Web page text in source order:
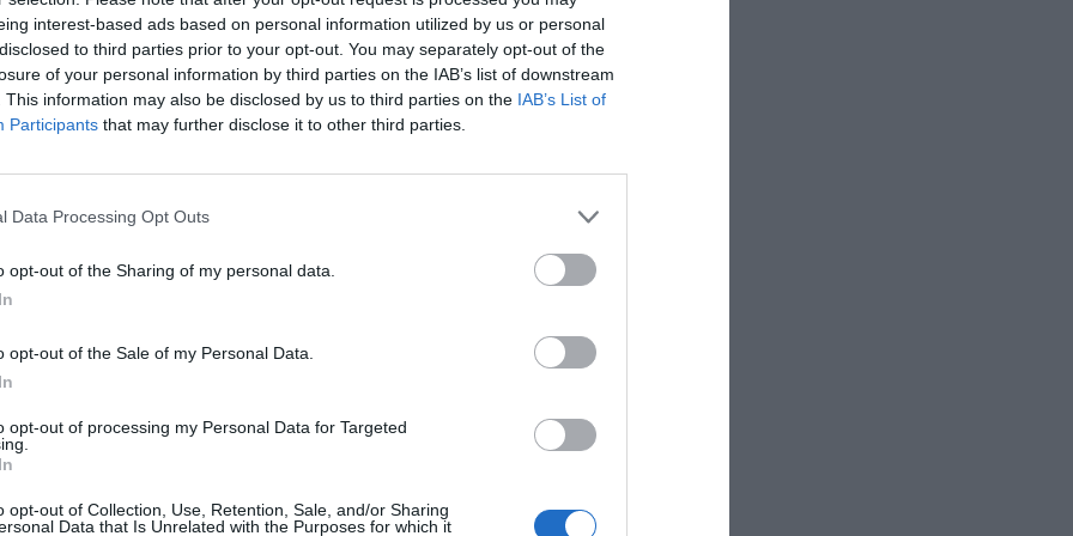
interest-based ads based on personal information utilized by us or personal
to third parties prior to your opt-out. You may separately opt-out of the
of your personal information by third parties on the IAB’s list of downstream
This information may also be disclosed by us to third parties on the IAB’s List of
Participants that may further disclose it to other third parties.
Data Processing Opt Outs
opt-out of the Sharing of my personal data.
opt-out of the Sale of my Personal Data.
opt-out of processing my Personal Data for Targeted
opt-out of Collection, Use, Retention, Sale, and/or Sharing
Data that Is Unrelated with the Purposes for which it
flora intestinal Laboratorios Phergal
online de medicamentos de
seguridad y trazabilidad
Isabel Marín Moral 28/07/2026